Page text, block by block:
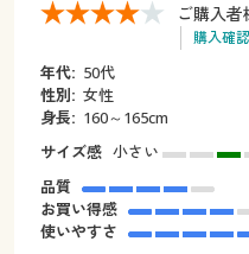
ご購入者
購入確
年代: 50代
性別: 女性
身長: 160～165cm
サイズ感 小さい
品質
お買い得感
使いやすさ